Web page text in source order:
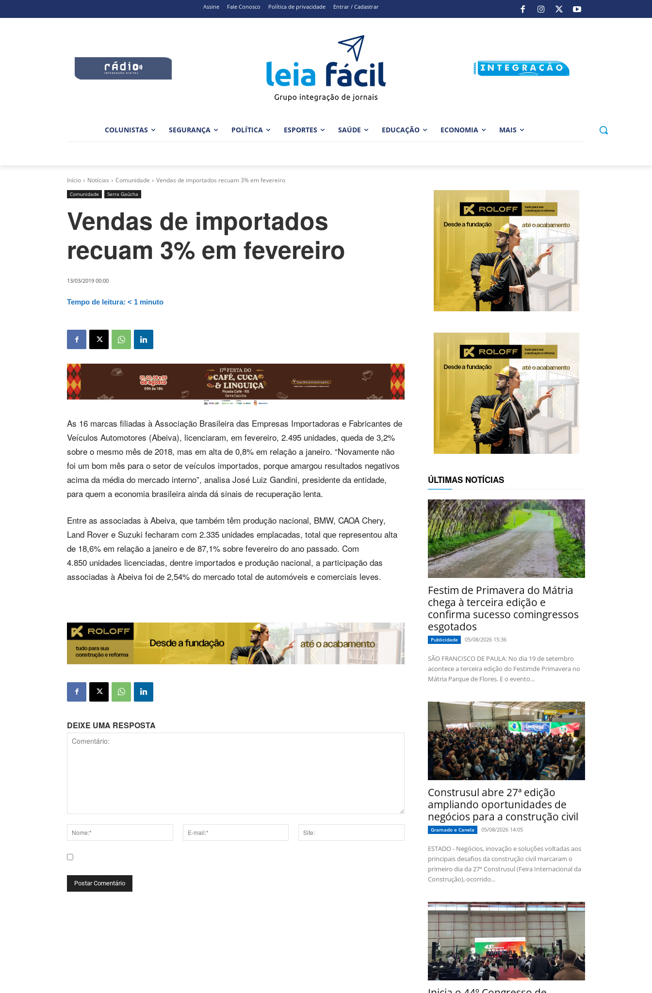
Assine Fale Conosco Política de privacidade Entrar / Cadastrar
COLUNISTAS SEGURANÇA POLÍTICA ESPORTES SAÚDE EDUCAÇÃO ECONOMIA MAIS
Início Notícias Comunidade Vendas de importados recuam 3% em fevereiro
Comunidade Serra Gaúcha
Vendas de importados
recuam 3% em fevereiro
13/03/2019 00:00
Tempo de leitura: < 1 minuto
As 16 marcas filiadas à Associação Brasileira das Empresas Importadoras e Fabricantes de
Veículos Automotores (Abeiva), licenciaram, em fevereiro, 2.495 unidades, queda de 3,2%
sobre o mesmo mês de 2018, mas em alta de 0,8% em relação a janeiro. “Novamente não
foi um bom mês para o setor de veículos importados, porque amargou resultados negativos
acima da média do mercado interno”, analisa José Luiz Gandini, presidente da entidade,
para quem a economia brasileira ainda dá sinais de recuperação lenta.
Entre as associadas à Abeiva, que também têm produção nacional, BMW, CAOA Chery,
Land Rover e Suzuki fecharam com 2.335 unidades emplacadas, total que representou alta
de 18,6% em relação a janeiro e de 87,1% sobre fevereiro do ano passado. Com
4.850 unidades licenciadas, dentre importados e produção nacional, a participação das
associadas à Abeiva foi de 2,54% do mercado total de automóveis e comerciais leves.
DEIXE UMA RESPOSTA
ÚLTIMAS NOTÍCIAS
Festim de Primavera do Mátria
chega à terceira edição e
confirma sucesso comingressos
esgotados
Publicidade 05/08/2026 15:36
SÃO FRANCISCO DE PAULA: No dia 19 de setembro
acontece a terceira edição do Festimde Primavera no
Mátria Parque de Flores. E o evento...
Construsul abre 27ª edição
ampliando oportunidades de
negócios para a construção civil
Gramado e Canela 05/08/2026 14:05
ESTADO - Negócios, inovação e soluções voltadas aos
principais desafios da construção civil marcaram o
primeiro dia da 27ª Construsul (Feira Internacional da
Construção), ocorrido...